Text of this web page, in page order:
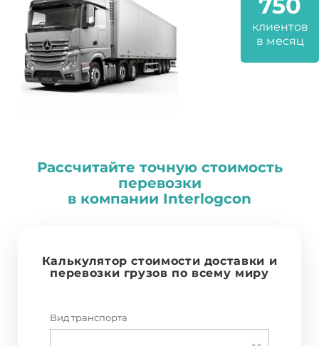
клиентов
в месяц
Рассчитайте точную стоимость
перевозки
в компании Interlogcon
Калькулятор стоимости доставки и
перевозки грузов по всему миру
Вид транспорта